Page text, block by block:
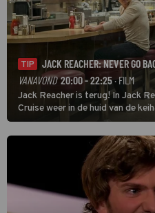
TIP
JACK REACHER: NEVER GO
VANAVOND 20:00 - 22:25 · FILM
Jack Reacher is terug! In Jack
Cruise weer in de huid van de